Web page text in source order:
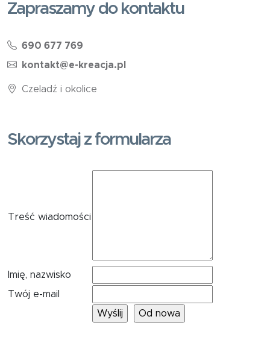
Zapraszamy do kontaktu
690 677 769
kontakt@e-kreacja.pl
Czeladź i okolice
Skorzystaj z formularza
Treść wiadomości
Imię, nazwisko
Twój e-mail